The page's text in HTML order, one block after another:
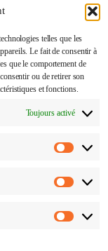
telles que les
Le fait de consentir à
que le comportement de
ou de retirer son
et fonctions.
Toujours activé
France,